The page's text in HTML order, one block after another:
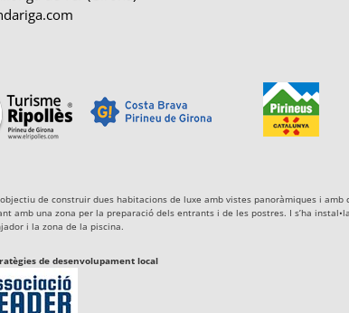
de construir dues habitacions de luxe amb vistes panoràmiques i
amb una zona per la preparació dels entrants i de les postres. I s’ha
i la zona de la piscina.
de desenvolupament local